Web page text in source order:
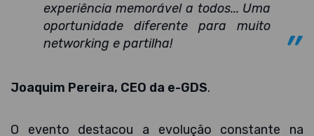
experiência memorável a todos... Uma
oportunidade diferente para muito
networking e partilha!
Joaquim Pereira, CEO da e-GDS.
O evento destacou a evolução constante na